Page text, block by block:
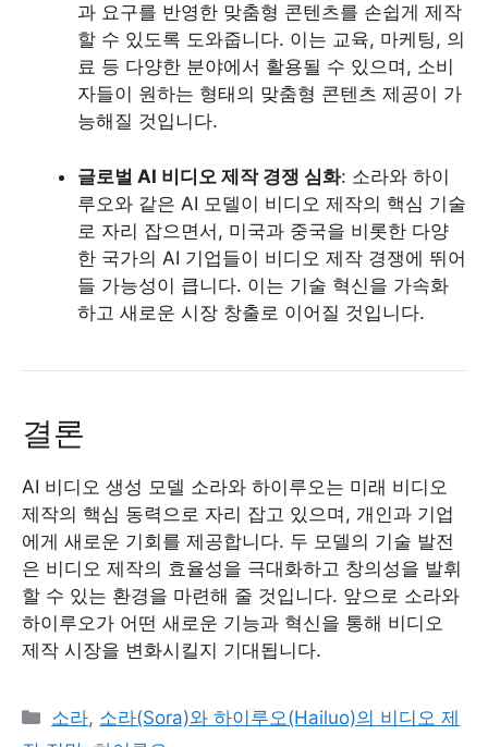
과 요구를 반영한 맞춤형 콘텐츠를 손쉽게 제작
할 수 있도록 도와줍니다. 이는 교육, 마케팅, 의
료 등 다양한 분야에서 활용될 수 있으며, 소비
자들이 원하는 형태의 맞춤형 콘텐츠 제공이 가
능해질 것입니다.
글로벌 AI 비디오 제작 경쟁 심화: 소라와 하이
루오와 같은 AI 모델이 비디오 제작의 핵심 기술
로 자리 잡으면서, 미국과 중국을 비롯한 다양
한 국가의 AI 기업들이 비디오 제작 경쟁에 뛰어
들 가능성이 큽니다. 이는 기술 혁신을 가속화
하고 새로운 시장 창출로 이어질 것입니다.
결론
AI 비디오 생성 모델 소라와 하이루오는 미래 비디오
제작의 핵심 동력으로 자리 잡고 있으며, 개인과 기업
에게 새로운 기회를 제공합니다. 두 모델의 기술 발전
은 비디오 제작의 효율성을 극대화하고 창의성을 발휘
할 수 있는 환경을 마련해 줄 것입니다. 앞으로 소라와
하이루오가 어떤 새로운 기능과 혁신을 통해 비디오
제작 시장을 변화시킬지 기대됩니다.
Categories
소라, 소라(Sora)와 하이루오(Hailuo)의 비디오 제